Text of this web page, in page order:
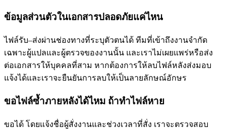
ข้อมูลส่วนตัวในเอกสารปลอดภัยแค่ไหน
ไฟล์รับ–ส่งผ่านช่องทางที่ระบุตัวตนได้ ทีมที่เข้าถึงงานจำกัด
เฉพาะผู้แปลและผู้ตรวจของงานนั้น และเราไม่เผยแพร่หรือส่ง
ต่อเอกสารให้บุคคลที่สาม หากต้องการให้ลบไฟล์หลังส่งมอบ
แจ้งได้และเราจะยืนยันการลบให้เป็นลายลักษณ์อักษร
ขอไฟล์ซ้ำภายหลังได้ไหม ถ้าทำไฟล์หาย
ขอได้ โดยแจ้งชื่อผู้สั่งงานและช่วงเวลาที่สั่ง เราจะตรวจสอบ